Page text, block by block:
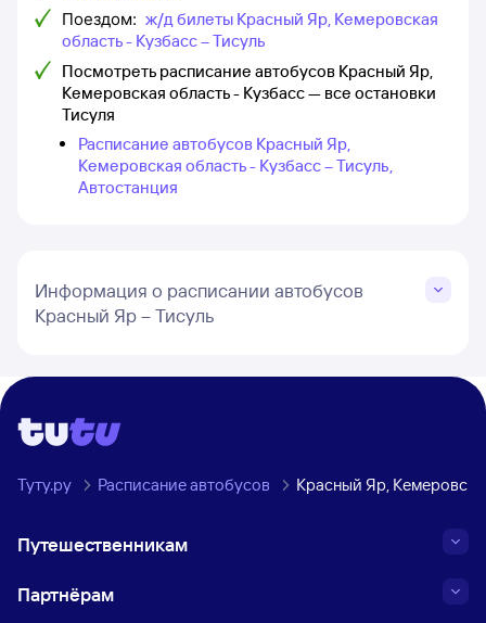
Поездом: ж/д билеты Красный Яр, Кемеровская
область - Кузбасс – Тисуль
Посмотреть расписание автобусов Красный Яр,
Кемеровская область - Кузбасс — все остановки
Тисуля
Расписание автобусов Красный Яр,
Кемеровская область - Кузбасс – Тисуль,
Автостанция
Информация о расписании автобусов
Красный Яр – Тисуль
Туту.ру Расписание автобусов Красный Яр,
Путешественникам
Партнёрам